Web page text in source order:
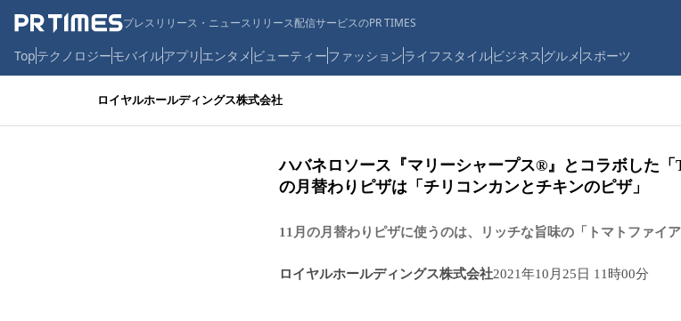
プレスリリース・ニュースリリース配信サービスのPR TIMES
Topテクノロジーモバイルアプリ エンタメ ビューティーファッションライフスタイルビジネス グルメ スポーツ
ロイヤルホールディングス株式会社
ハバネロソース『マリーシャープス®』とコラボした
の月替わりピザは「チリコンカンとチキンのピザ」
11月の月替わりピザに使うのは、リッチな旨味の「トマトファイア
ロイヤルホールディングス株式会社2021年10月25日 11時00分